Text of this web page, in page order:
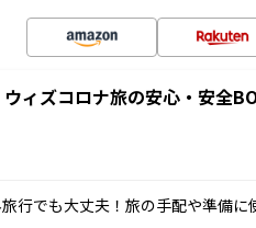
ィズコロナ旅の安心・安全
行でも大丈夫！旅の手配や準備